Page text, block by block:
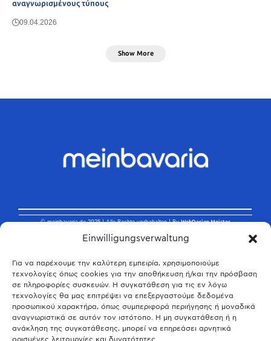
Einwilligungsverwaltung
Για να παρέχουμε την καλύτερη εμπειρία, χρησιμοποιούμε
τεχνολογίες όπως cookies για την αποθήκευση ή/και την πρόσβαση
σε πληροφορίες συσκευών. Η συγκατάθεση για τις εν λόγω
τεχνολογίες θα μας επιτρέψει να επεξεργαστούμε δεδομένα
προσωπικού χαρακτήρα, όπως συμπεριφορά περιήγησης ή μοναδικά
αναγνωριστικά σε αυτόν τον ιστότοπο. Η μη συγκατάθεση ή η
ανάκληση της συγκατάθεσης, μπορεί να επηρεάσει αρνητικά
αναγνωρισμένους τύπους
09.04.2026
Show More
© meinbavaria.de 2025 | Alle Rechte vorbehalten | ByWebDesign Meister